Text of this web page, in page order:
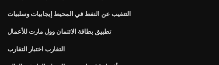
التنقيب عن النفط في المحيط إيجابيات وسلبيات
تطبيق بطاقة الائتمان وول مارت للأعمال
التقارب اختبار التقارب